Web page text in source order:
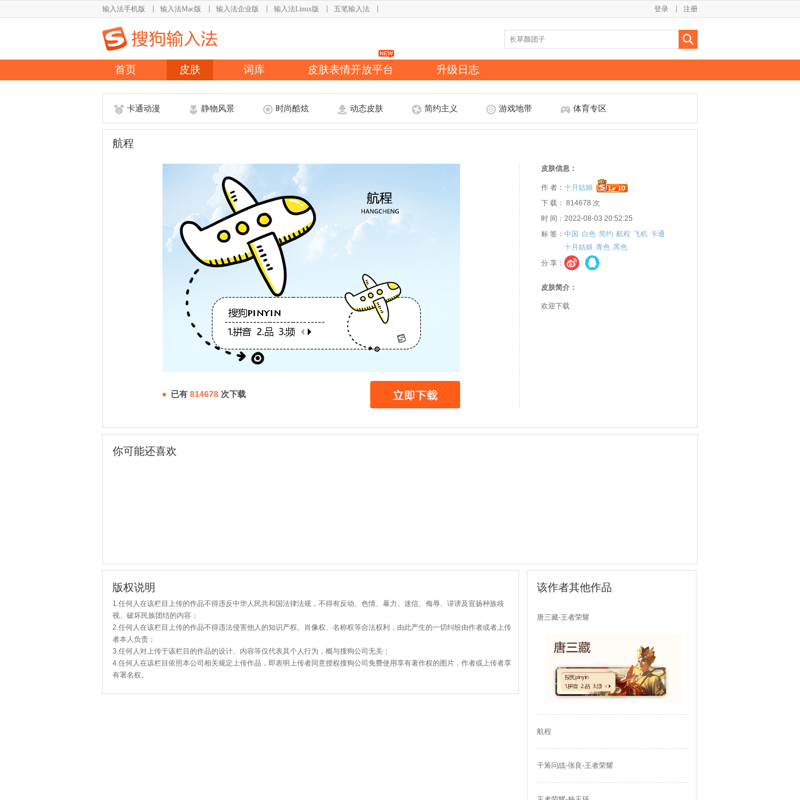
输入法手机版 输入法Mac版 输入法企业版 输入法Linux版 五笔输入法 注册
登录
首页 皮肤 词库 皮肤表情开放平台 升级日志
卡通动漫 静物风景 时尚酷炫 动态皮肤 简约主义 游戏地带 体育专区
航程
已有 814678 次下载
皮肤信息：
作 者： 十月姑娘
下 载： 814678 次
时 间：2022-08-03 20:52:25
标 签： 中国 白色 简约 航程 飞机 卡通
十月姑娘 青色 黑色
分 享：
皮肤简介：
欢迎下载
你可能还喜欢
版权说明
1.任何人在该栏目上传的作品不得违反中华人民共和国法律法规，不得有反动、色情、暴力、迷信、侮辱、诽谤及宣扬种族歧
视、破坏民族团结的内容；
2.任何人在该栏目上传的作品不得违法侵害他人的知识产权、肖像权、名称权等合法权利，由此产生的一切纠纷由作者或者上传
者本人负责；
3.任何人对上传于该栏目的作品的设计、内容等仅代表其个人行为，概与搜狗公司无关；
4.任何人在该栏目依照本公司相关规定上传作品，即表明上传者同意授权搜狗公司免费使用享有著作权的图片，作者或上传者享
有署名权。
该作者其他作品
唐三藏-王者荣耀
航程
千筹问战-张良-王者荣耀